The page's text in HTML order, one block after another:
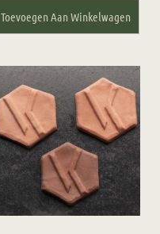
Toevoegen Aan Winkelwagen